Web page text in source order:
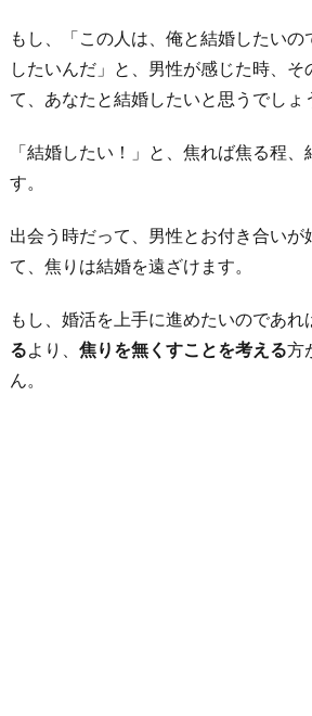
由
を
る
6.
り
の
もし、「この人は、俺と結婚したい
したいんだ」と、男性が感じた時、そ
て、あなたと結婚したいと思うでしょ
「結婚したい！」と、焦れば焦る程
す。
出会う時だって、男性とお付き合いが
て、焦りは結婚を遠ざけます。
もし、婚活を上手に進めたいのであれ
るより、 焦りを無くすことを考える方
ん。